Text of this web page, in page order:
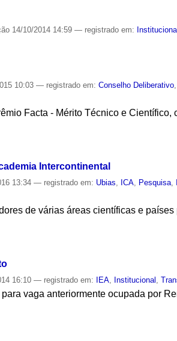
14/10/2014 14:59— registrado em:
10:03— registrado em:Conselho Deliberativo,
Facta - Mérito Técnico e Científico,
Intercontinental
13:34— registrado em: Ubias, ICA, Pesquisa,
de várias áreas científicas e países
16:10— registrado em: IEA Institucional ,
vaga anteriormente ocupada por